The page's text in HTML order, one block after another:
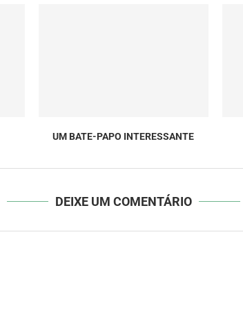
UM BATE-PAPO INTERESSANTE
DEIXE UM COMENTÁRIO